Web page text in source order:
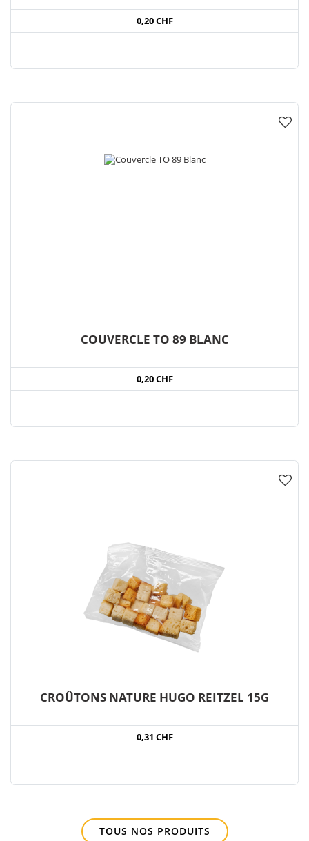
0,20 CHF
COUVERCLE TO 89 BLANC
0,20 CHF
CROÛTONS NATURE HUGO REITZEL 15G
0,31 CHF
TOUS NOS PRODUITS